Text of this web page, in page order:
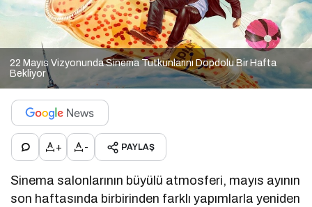
22 Mayıs Vizyonunda Sinema Tutkunlarını Dopdolu Bir Hafta
Bekliyor
+ - PAYLAŞ
Sinema salonlarının büyülü atmosferi, mayıs ayının
son haftasında birbirinden farklı yapımlarla yeniden